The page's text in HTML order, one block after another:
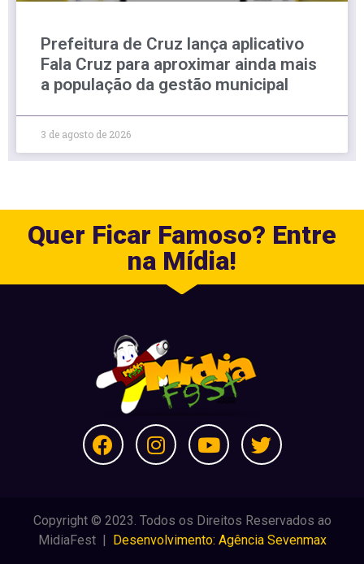
Prefeitura de Cruz lança aplicativo
Fala Cruz para aproximar ainda mais
a população da gestão municipal
3 de agosto de 2026
Quer Ficar Famoso? Entre
na Mídia!
Copyright © 2023. Todos os Direitos Reservados ao
MidiaFest |
Desenvolvimento: Agência Sevenmax